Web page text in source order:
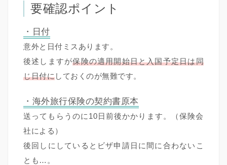
要確認ポイント
・日付
意外と日付ミスあります。
後述しますが保険の適用開始日と入国予定日は同
じ日付にしておくのが無難です。
・海外旅行保険の契約書原本
送ってもらうのに10日前後かかります。（保険会
社による）
後回しにしているとビザ申請日に間に合わないこ
とも…。